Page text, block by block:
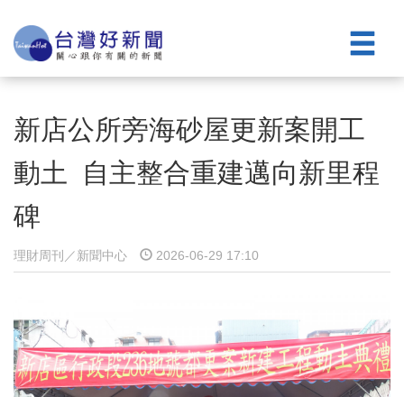
新店公所旁海砂屋更新案開工
動土 自主整合重建邁向新里程
碑
理財周刊／新聞中心 2026-06-29 17:10